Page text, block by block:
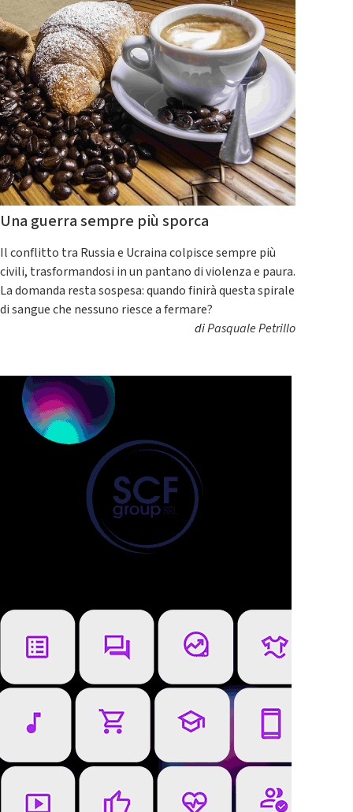
Una guerra sempre più sporca
Il conflitto tra Russia e Ucraina colpisce sempre più
civili, trasformandosi in un pantano di violenza e paura.
La domanda resta sospesa: quando finirà questa spirale
di sangue che nessuno riesce a fermare?
diPasquale Petrillo